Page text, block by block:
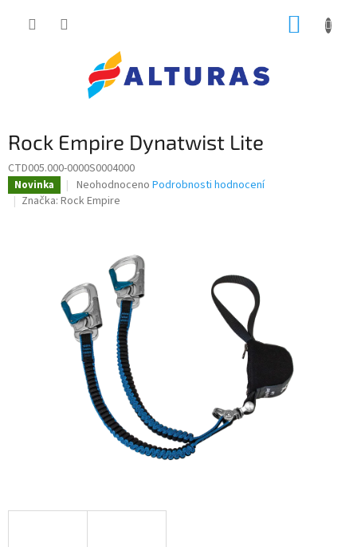
Rock Empire Dynatwist Lite
CTD005.000-0000S0004000
Novinka
Průměrné
hodnocení
hvězdiček.
Neohodnoceno Podrobnosti hodnocení
Značka: Rock Empire